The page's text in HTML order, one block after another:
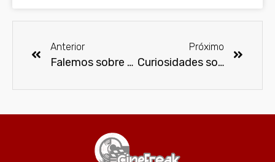
Anterior
Falemos sobre Sylvester Stallone
Próximo
Curiosidades sobre “O Profissional” de Luc Besson